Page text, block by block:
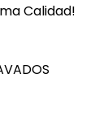
Calidad!